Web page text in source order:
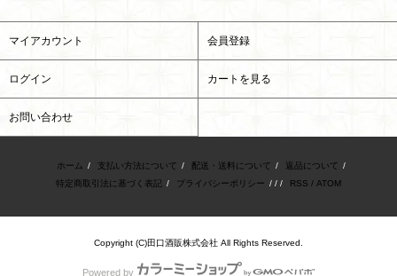
マイアカウント 会員登録
ログイン カートを見る
お問い合わせ
ホーム / 支払い方法について / 配送・送料について / 返品について /
特定商取引法に基づく表記 / プライバシーポリシー / / / RSS / ATOM
Copyright (C)田口酒販株式会社 All Rights Reserved.
Powered by